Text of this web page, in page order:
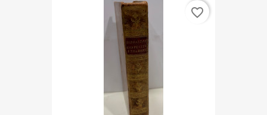
favorite_border